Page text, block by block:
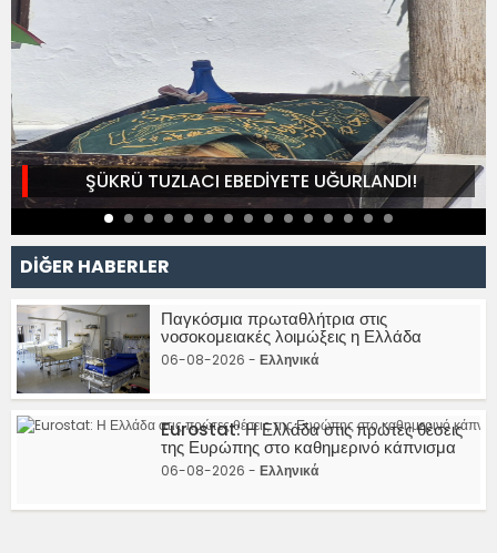
ŞÜKRÜ TUZLACI EBEDİYETE UĞURLANDI!
DİĞER HABERLER
Παγκόσμια πρωταθλήτρια στις
νοσοκομειακές λοιμώξεις η Ελλάδα
06-08-2026 - Ελληνικά
Eurostat: Η Ελλάδα στις πρώτες θέσεις
της Ευρώπης στο καθημερινό κάπνισμα
06-08-2026 - Ελληνικά